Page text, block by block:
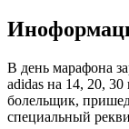
В день марафона
adidas на 14, 20,
болельщик,
специальный